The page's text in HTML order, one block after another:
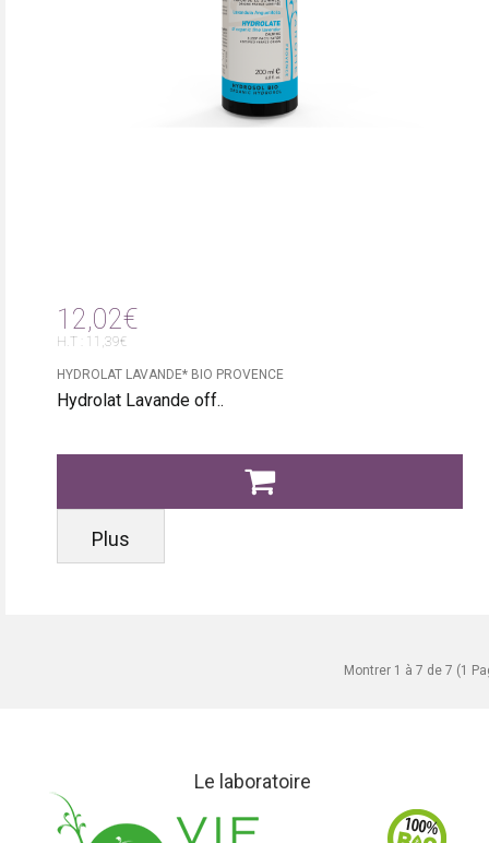
12,02€
H.T : 11,39€
HYDROLAT LAVANDE* BIO PROVENCE
Hydrolat Lavande off..
Plus
Montrer 1 à 7 de 7 (1
Le laboratoire